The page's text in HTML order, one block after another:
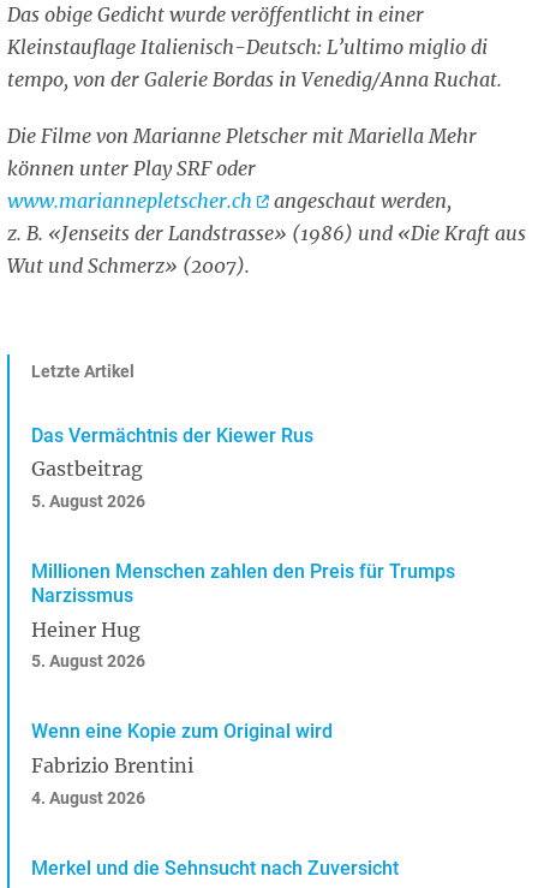
Das obige Gedicht wurde veröffentlicht in einer
Kleinstauflage Italienisch-Deutsch: L’ultimo miglio di
tempo, von der Galerie Bordas in Venedig/Anna Ruchat.
Die Filme von Marianne Pletscher mit Mariella Mehr
können unter Play SRF oder
www.mariannepletscher.ch
angeschaut werden,
z. B. «Jenseits der Landstrasse» (1986) und «Die Kraft aus
Wut und Schmerz» (2007).
Letzte Artikel
Das Vermächtnis der Kiewer Rus
Gastbeitrag
5. August 2026
Millionen Menschen zahlen den Preis für Trumps
Narzissmus
Heiner Hug
5. August 2026
Wenn eine Kopie zum Original wird
Fabrizio Brentini
4. August 2026
Merkel und die Sehnsucht nach Zuversicht